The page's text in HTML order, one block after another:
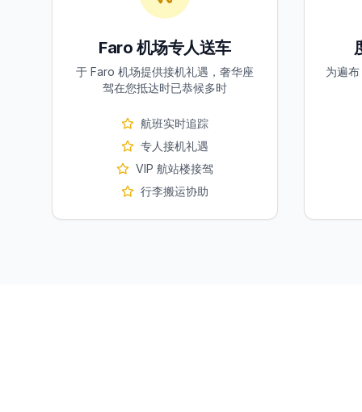
Faro 机场专人送车
于 Faro 机场提供接机礼遇，奢华座
驾在您抵达时已恭候多时
航班实时追踪
专人接机礼遇
VIP 航站楼接驾
行李搬运协助
为遍